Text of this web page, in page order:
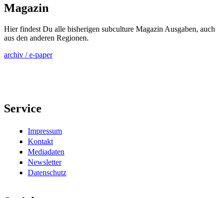
Magazin
Hier findest Du alle bisherigen subculture Magazin Ausgaben, auch
aus den anderen Regionen.
archiv / e-paper
Service
Impressum
Kontakt
Mediadaten
Newsletter
Datenschutz